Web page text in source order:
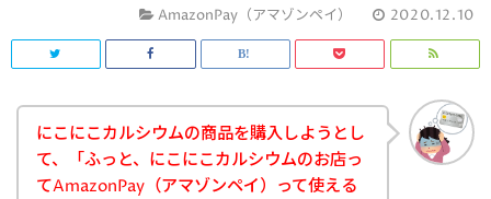
AmazonPay（アマゾンペイ） 2020.12.10
にこにこカルシウムの商品を購入しようとし
て、「ふっと、にこにこカルシウムのお店っ
てAmazonPay（アマゾンペイ）って使える